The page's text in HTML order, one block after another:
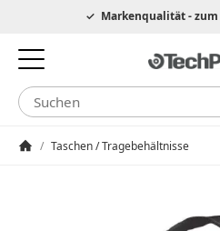
Hotline 0049 6205 3079975
Markenqualität -
/ Taschen / Tragebehältnisse